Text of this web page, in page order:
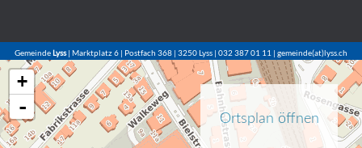
GemeindeLyss| Marktplatz 6 | Postfach 368 | 3250 Lyss | 032 387 01 11 | gemeinde(at)lyss.ch